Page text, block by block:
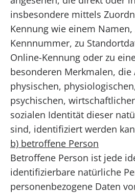
insbesondere mittels
Kennung wie einem
Kennnummer, zu
Online-Kennung oder zu
besonderen Merkmalen, die
physischen,
psychischen,
sozialen Identität dieser
sind, identifiziert werden
b) betroffene Person
Betroffene Person ist jede
identifizierbare natürliche
personenbezogene Daten